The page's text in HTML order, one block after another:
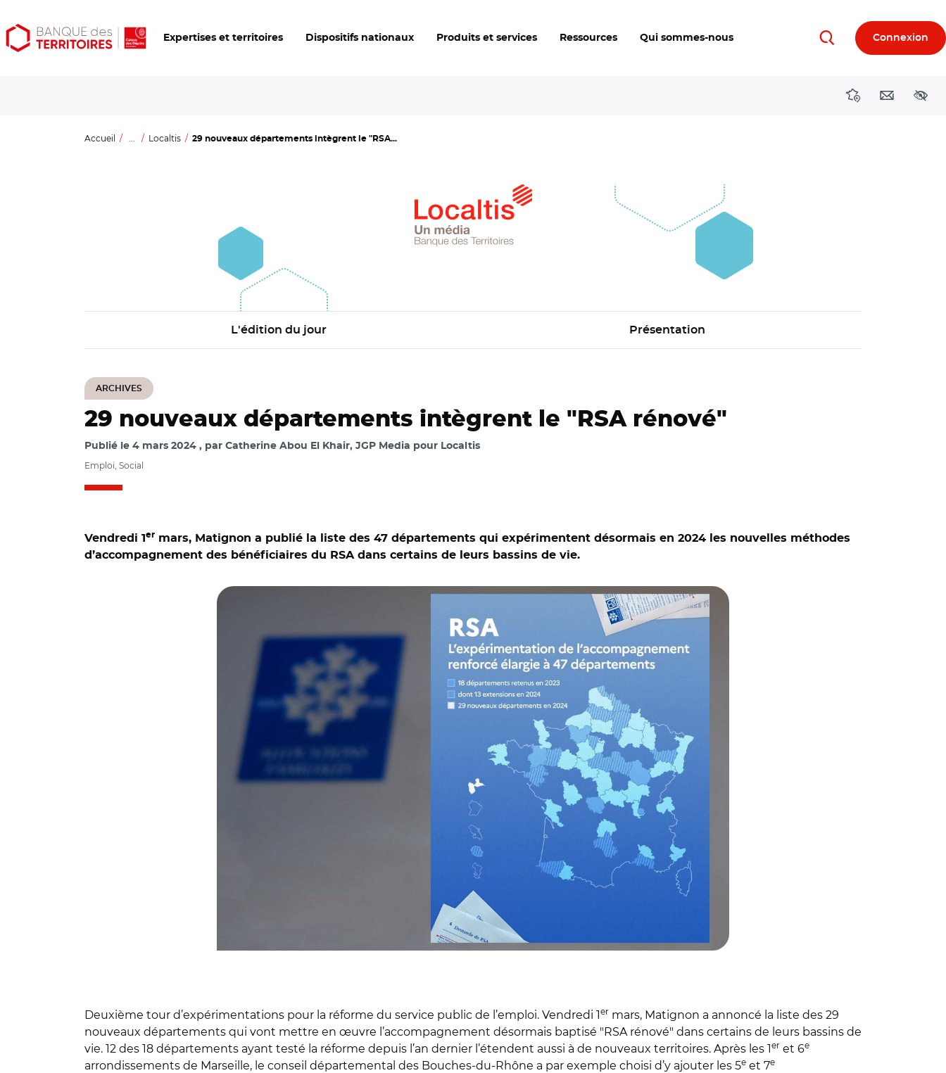
Aller
au
Aller
au
Ouvrir
les
Expertises et territoires Dispositifs nationaux Produits et services Ressources Qui sommes-nous RechercherConnexion
DirectionsContact
Accueil ... Localtis 29 nouveaux départements intègrent le "RSA...
L'édition du jour Présentation
ARCHIVES
29 nouveaux départements intègrent le "RSA rénové"
Publié le 4 mars 2024 par Catherine Abou El Khair, JGP Media pour Localtis
Emploi, Social
Vendredi 1 er mars, Matignon a publié la liste des 47 départements qui expérimentent désormais en 2024 les nouvelles méthodes
d’accompagnement des bénéficiaires du RSA dans certains de leurs bassins de vie.
Deuxième tour d’expérimentations pour la réforme du service public de l’emploi. Vendredi 1er mars, Matignon a annoncé la liste des 29
nouveaux départements qui vont mettre en œuvre l’accompagnement désormais baptisé "RSA rénové" dans certains de leurs bassins de
vie. 12 des 18 départements ayant testé la réforme depuis l’an dernier l’étendent aussi à de nouveaux territoires. Après les 1er et 6e
arrondissements de Marseille, le conseil départemental des Bouches-du-Rhône a par exemple choisi d’y ajouter les 5e et 7e